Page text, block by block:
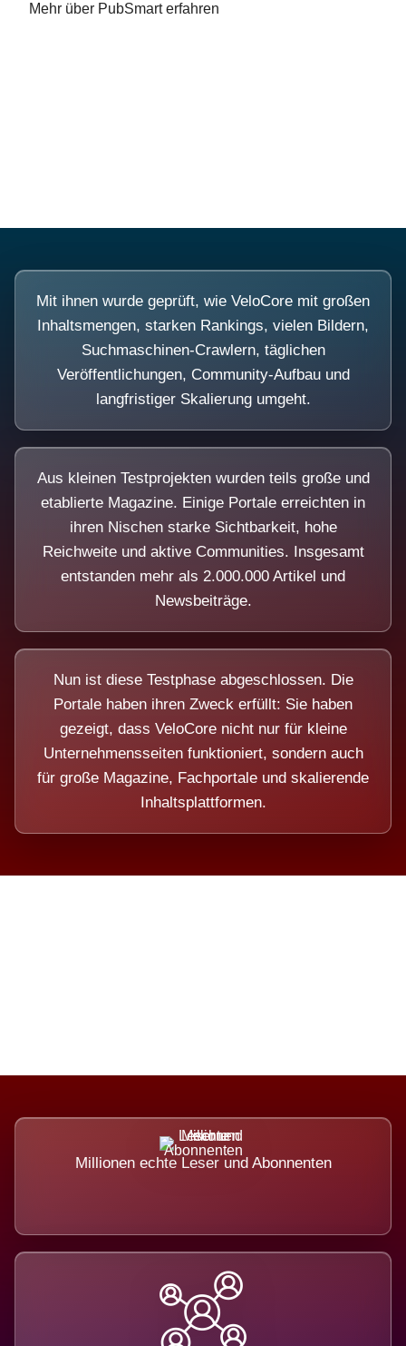
Mehr über PubSmart erfahren
Mit ihnen wurde geprüft, wie VeloCore mit großen
Inhaltsmengen, starken Rankings, vielen Bildern,
Suchmaschinen-Crawlern, täglichen
Veröffentlichungen, Community-Aufbau und
langfristiger Skalierung umgeht.
Aus kleinen Testprojekten wurden teils große und
etablierte Magazine. Einige Portale erreichten in
ihren Nischen starke Sichtbarkeit, hohe
Reichweite und aktive Communities. Insgesamt
entstanden mehr als 2.000.000 Artikel und
Newsbeiträge.
Nun ist diese Testphase abgeschlossen. Die
Portale haben ihren Zweck erfüllt: Sie haben
gezeigt, dass VeloCore nicht nur für kleine
Unternehmensseiten funktioniert, sondern auch
für große Magazine, Fachportale und skalierende
Inhaltsplattformen.
Millionen echte Leser und Abonnenten